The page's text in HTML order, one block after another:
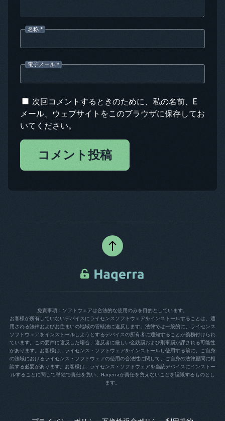
名称 *
電子メール *
次回コメントするときのために、私の名前、E
メール、ウェブサイトをこのブラウザに保存してお
いてください。
コメント投稿
免責事項：ソフトウェアは合法的な使用のみを目的としています。
お客様が所有していないデバイスにライセンスソフトウェアをインストールすることは、適
用される法律およびお住まいの地域の管轄法に違反します。法律では一般的に、ライセンス
ソフトウェアをインストールしようとするデバイスの所有者に通知することが義務付けられ
ています。この要件に違反した場合、違反者に厳しい金銭罰および刑事罰が課される可能性
があります。お客様は、ライセンス・ソフトウェアをインストールし使用する前に、ご自身
の法域におけるライセンス・ソフトウェアの使用の合法性に関して、ご自身の法律顧問に相
談する必要があります。お客様は、ライセンス・ソフトウェアを当該デバイスにインストー
ルすることに関して単独で責任を負い、Haqerraが責任を負えないことを認識するものとし
ます。